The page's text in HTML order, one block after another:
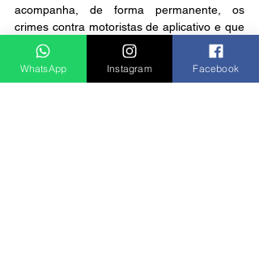
acompanha, de forma permanente, os
crimes contra motoristas de aplicativo e que
tem reforçado o trabalho policial para
prevenir e reprimir as ocorrências.
WhatsApp Instagram Facebook